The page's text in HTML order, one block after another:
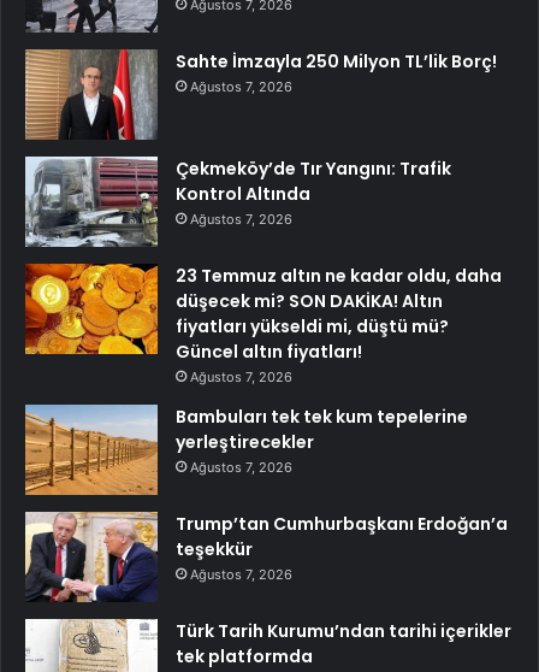
Ağustos 7, 2026
Sahte İmzayla 250 Milyon TL’lik Borç!
Ağustos 7, 2026
Çekmeköy’de Tır Yangını: Trafik
Kontrol Altında
Ağustos 7, 2026
23 Temmuz altın ne kadar oldu, daha
düşecek mi? SON DAKİKA! Altın
fiyatları yükseldi mi, düştü mü?
Güncel altın fiyatları!
Ağustos 7, 2026
Bambuları tek tek kum tepelerine
yerleştirecekler
Ağustos 7, 2026
Trump’tan Cumhurbaşkanı Erdoğan’a
teşekkür
Ağustos 7, 2026
Türk Tarih Kurumu’ndan tarihi içerikler
tek platformda